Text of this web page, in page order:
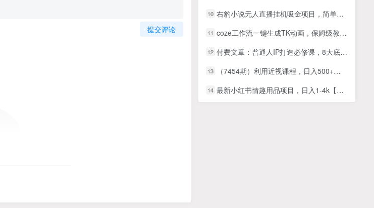
提交评论
10 右豹小说无人直播挂机吸金项目，简单易行收益稳定， 月入1000+
11 coze工作流一键生成TK动画，保姆级教程+coze工作流一键生成
12 付费文章：普通人IP打造必修课，8大底层逻辑，建立专属标签积累信任实现价值放大
13 （7454期）利用近视课程，日入500+，0成本纯利润，小白轻松上手（附资料）
14 最新小红书情趣用品项目，日入1-4k【仅揭秘】